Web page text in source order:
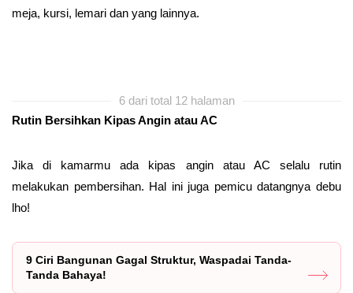
meja, kursi, lemari dan yang lainnya.
6 dari total 12 halaman
Rutin Bersihkan Kipas Angin atau AC
Jika di kamarmu ada kipas angin atau AC selalu rutin
melakukan pembersihan. Hal ini juga pemicu datangnya debu
lho!
9 Ciri Bangunan Gagal Struktur, Waspadai Tanda-
Tanda Bahaya!